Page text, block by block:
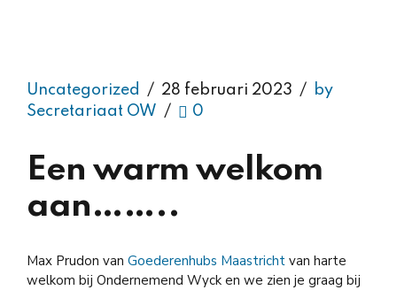
Uncategorized 28 februari 2023
by
Secretariaat OW
0
Een warm welkom
aan……..
Max Prudon van Goederenhubs Maastricht van harte
welkom bij Ondernemend Wyck en we zien je graag bij